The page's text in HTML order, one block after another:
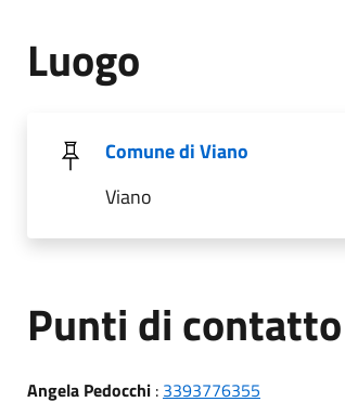
Luogo
Comune di Viano
Viano
Punti di contatto
Angela Pedocchi: 3393776355